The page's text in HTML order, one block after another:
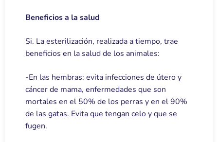
Beneficios a la salud
Si. La esterilización, realizada a tiempo, trae
beneficios en la salud de los animales:
-En las hembras: evita infecciones de útero y
cáncer de mama, enfermedades que son
mortales en el 50% de los perras y en el 90%
de las gatas. Evita que tengan celo y que se
fugen.